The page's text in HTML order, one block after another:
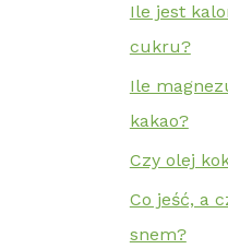
Ile jest
cukru?
Ile
kakao?
Czy olej
Co jeść, a
snem?